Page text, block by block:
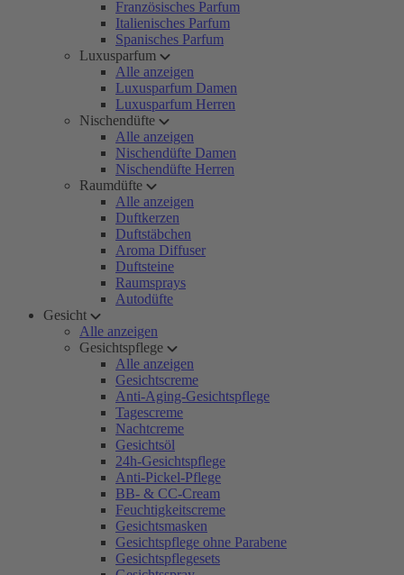
Französisches Parfum
Italienisches Parfum
Spanisches Parfum
Luxusparfum
Alle anzeigen
Luxusparfum Damen
Luxusparfum Herren
Nischendüfte
Alle anzeigen
Nischendüfte Damen
Nischendüfte Herren
Raumdüfte
Alle anzeigen
Duftkerzen
Duftstäbchen
Aroma Diffuser
Duftsteine
Raumsprays
Autodüfte
Gesicht
Alle anzeigen
Gesichtspflege
Alle anzeigen
Gesichtscreme
Anti-Aging-Gesichtspflege
Tagescreme
Nachtcreme
Gesichtsöl
24h-Gesichtspflege
Anti-Pickel-Pflege
BB- & CC-Cream
Feuchtigkeitscreme
Gesichtsmasken
Gesichtspflege ohne Parabene
Gesichtspflegesets